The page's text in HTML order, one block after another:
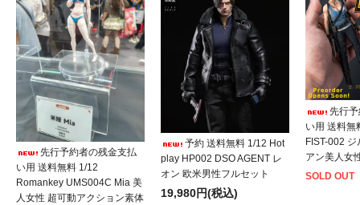
先行予約者の残金支払
い用 送料無料 1/12
Romankey UMS004C Mia 美
人女性 超可動アクション素体
予約 送料無料 1/12 Hot
play HP002 DSO AGENT レ
オン 欧米男性フルセット
19,980円(税込)
先行
い用 送料無
FIST-002
アン美人女
SOLD OUT